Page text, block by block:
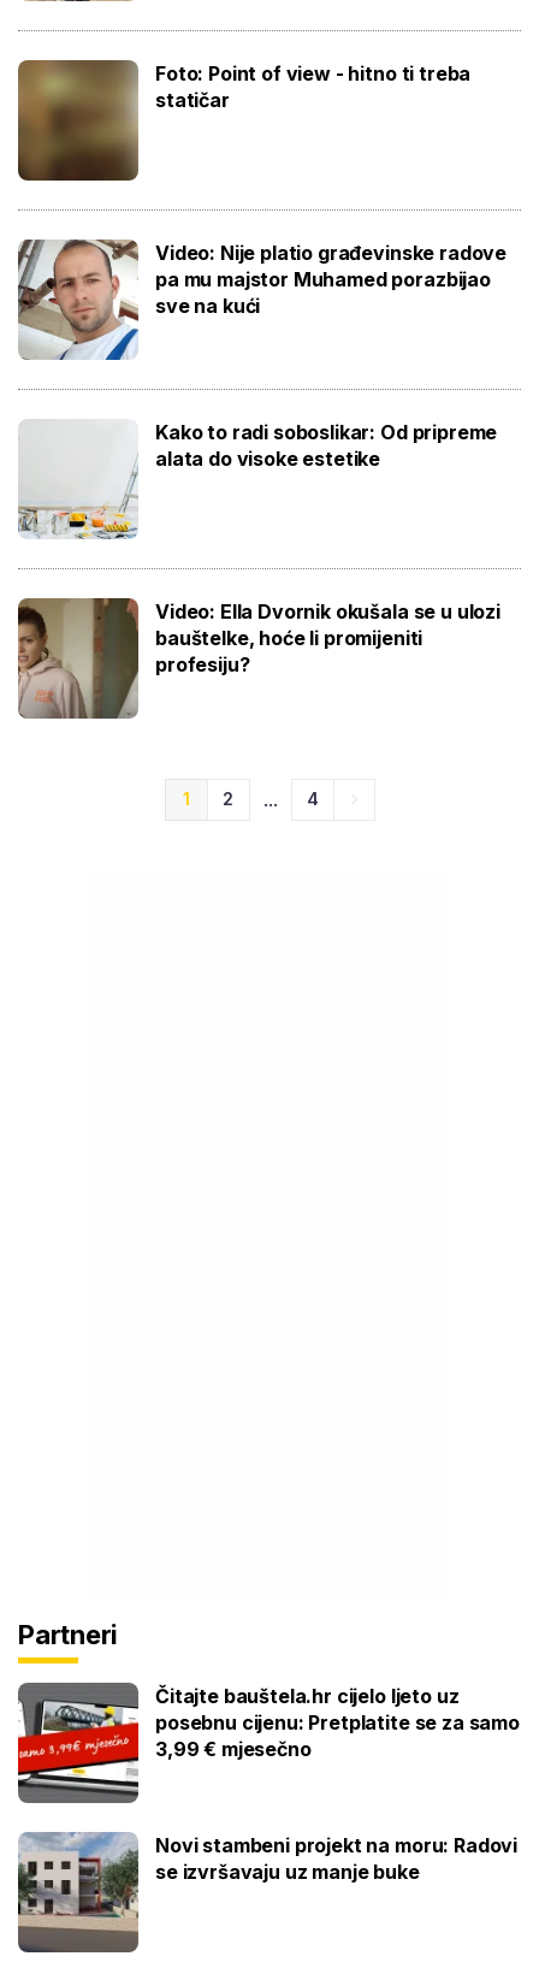
Foto: Point of view - hitno ti treba
statičar
Video: Nije platio građevinske radove
pa mu majstor Muhamed porazbijao
sve na kući
Kako to radi soboslikar: Od pripreme
alata do visoke estetike
Video: Ella Dvornik okušala se u ulozi
bauštelke, hoće li promijeniti
profesiju?
1 2 ... 4
Partneri
Čitajte bauštela.hr cijelo ljeto uz
posebnu cijenu: Pretplatite se za samo
3,99 € mjesečno
Novi stambeni projekt na moru: Radovi
se izvršavaju uz manje buke